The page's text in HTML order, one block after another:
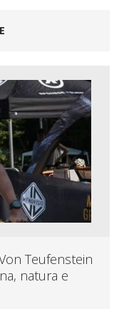
Teufenstein
natura e